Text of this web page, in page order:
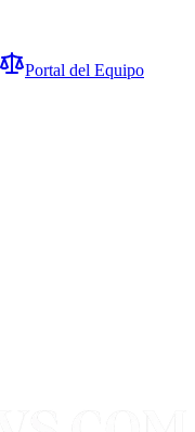
Portal del Equipo